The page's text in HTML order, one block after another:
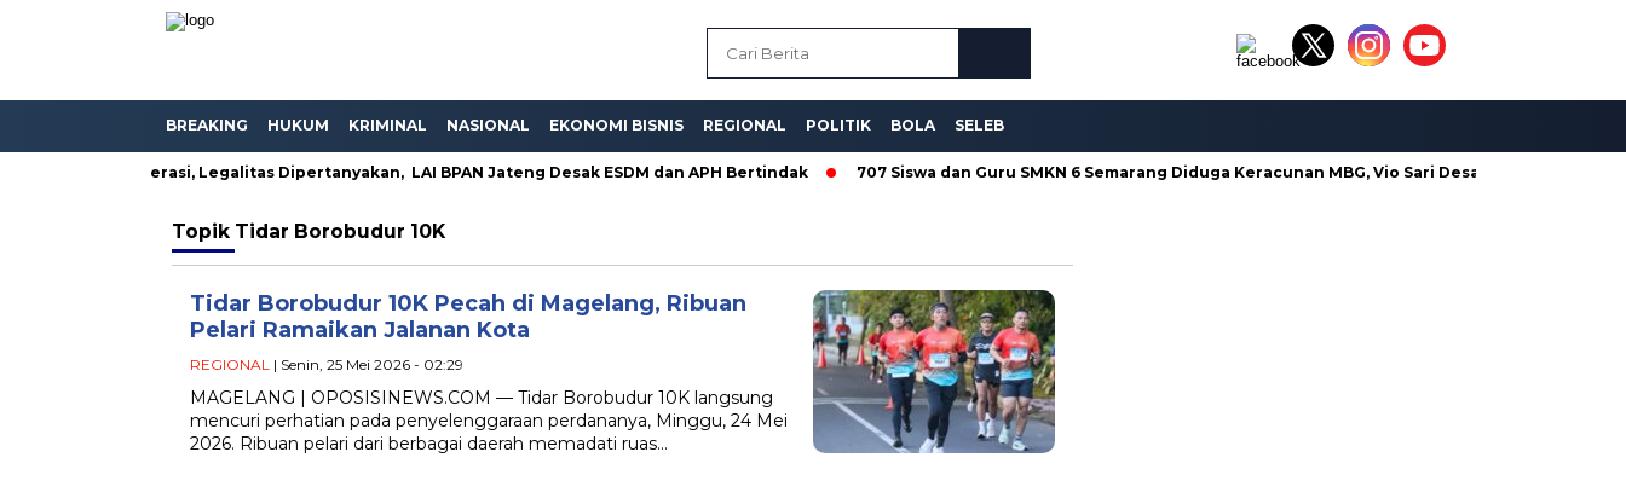
BREAKING HUKUM KRIMINAL NASIONAL EKONOMI BISNIS REGIONAL POLITIK BOLA SELEB
Masih Beroperasi, Legalitas Dipertanyakan, LAI BPAN Jateng Desak ESDM dan APH Bertindak 707 Siswa dan Guru SMKN 6 Semarang Diduga Keracunan MBG, Vio Sari Desak Pengusutan
Topik Tidar Borobudur 10K
Tidar Borobudur 10K Pecah di Magelang, Ribuan
Pelari Ramaikan Jalanan Kota
REGIONAL | Senin, 25 Mei 2026 - 02:29
MAGELANG | OPOSISINEWS.COM — Tidar Borobudur 10K langsung
mencuri perhatian pada penyelenggaraan perdananya, Minggu, 24 Mei
2026. Ribuan pelari dari berbagai daerah memadati ruas…